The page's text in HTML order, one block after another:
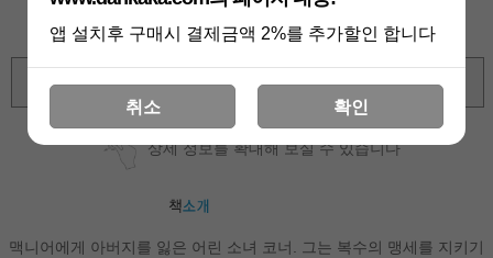
확대보기
상세 정보를 확대해 보실 수 있습니다
맥니어에게 아버지를 잃은 어린 소녀 코너. 그는 복수의 맹세를 지키기
앱 설치후 구매시 결제금액 2%를 추가할인 합니다
취소 확인